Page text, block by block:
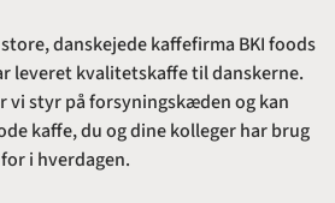
danskejede kaffefirma BKI foods
leveret kvalitetskaffe til danskerne.
vi styr på forsyningskæden og kan
kaffe, du og dine kolleger har brug
for i hverdagen.